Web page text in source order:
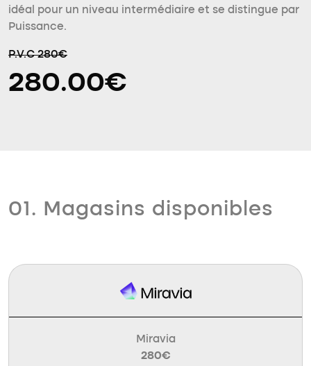
idéal pour un niveau intermédiaire et se distingue par
Puissance.
P.V.C 280€
280.00€
01. Magasins disponibles
Miravia
280€